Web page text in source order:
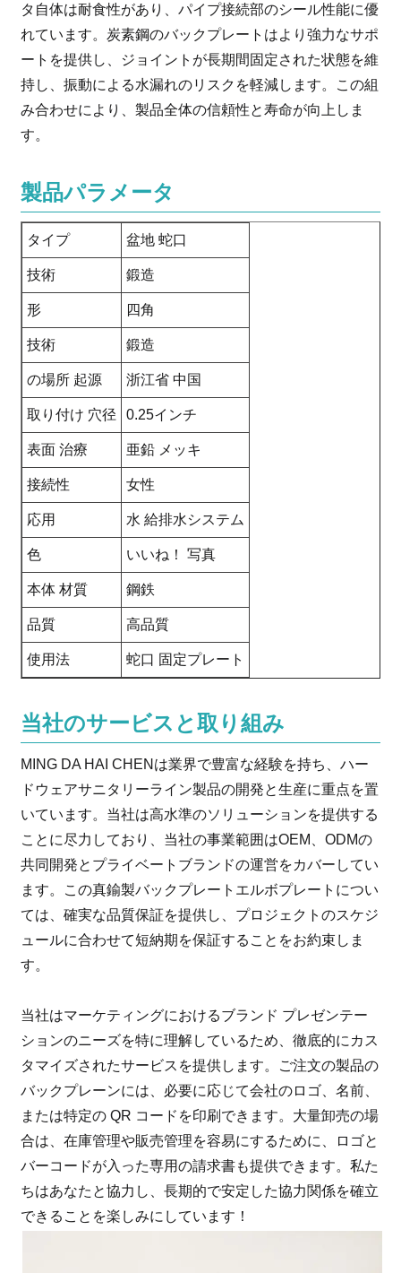
タ自体は耐食性があり、パイプ接続部のシール性能に優
れています。炭素鋼のバックプレートはより強力なサポ
ートを提供し、ジョイントが長期間固定された状態を維
持し、振動による水漏れのリスクを軽減します。この組
み合わせにより、製品全体の信頼性と寿命が向上しま
す。
製品パラメータ
タイプ 盆地 蛇口
技術 鍛造
形 四角
技術 鍛造
の場所 起源 浙江省 中国
取り付け 穴径 0.25インチ
表面 治療 亜鉛 メッキ
接続性 女性
応用 水 給排水システム
色 いいね！ 写真
本体 材質 鋼鉄
品質 高品質
使用法 蛇口 固定プレート
当社のサービスと取り組み
MING DA HAI CHENは業界で豊富な経験を持ち、ハー
ドウェアサニタリーライン製品の開発と生産に重点を置
いています。当社は高水準のソリューションを提供する
ことに尽力しており、当社の事業範囲はOEM、ODMの
共同開発とプライベートブランドの運営をカバーしてい
ます。この真鍮製バックプレートエルボプレートについ
ては、確実な品質保証を提供し、プロジェクトのスケジ
ュールに合わせて短納期を保証することをお約束しま
す。
当社はマーケティングにおけるブランド プレゼンテー
ションのニーズを特に理解しているため、徹底的にカス
タマイズされたサービスを提供します。ご注文の製品の
バックプレーンには、必要に応じて会社のロゴ、名前、
または特定の QR コードを印刷できます。大量卸売の場
合は、在庫管理や販売管理を容易にするために、ロゴと
バーコードが入った専用の請求書も提供できます。私た
ちはあなたと協力し、長期的で安定した協力関係を確立
できることを楽しみにしています！